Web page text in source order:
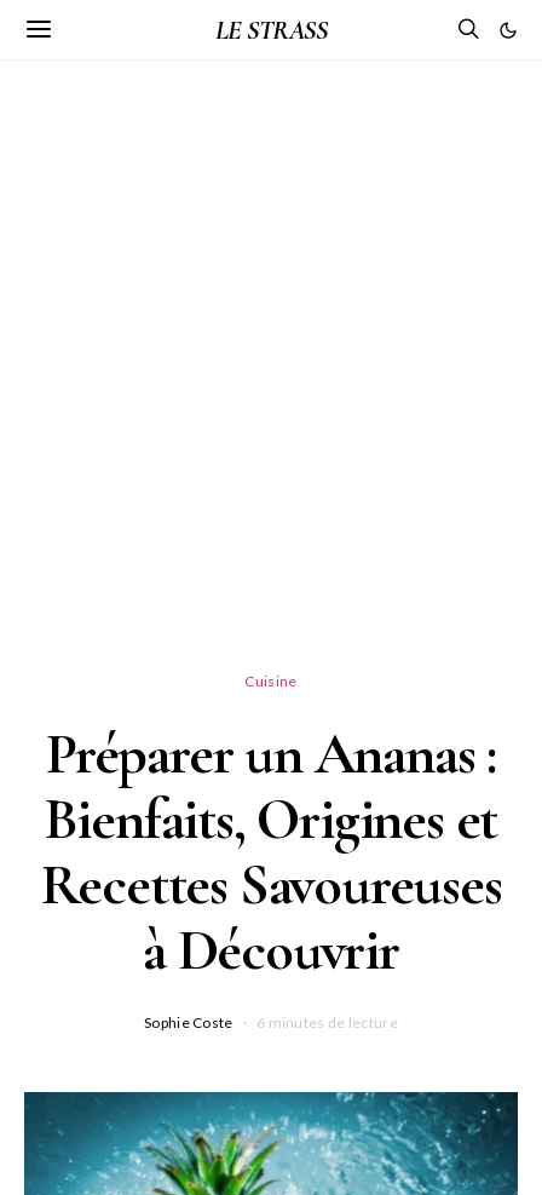
LE STRASS
Cuisine
Préparer un Ananas :
Bienfaits, Origines et
Recettes Savoureuses
à Découvrir
Sophie Coste 6 minutes de lecture